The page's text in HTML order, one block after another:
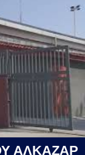
ΑΛΚΑΖΑΡ